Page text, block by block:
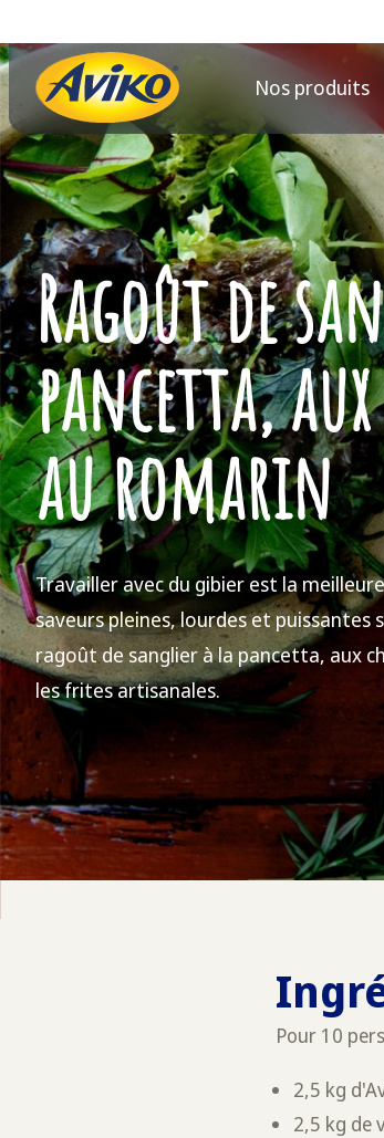
Nos produits
Ragoût de
pancetta,
au romarin
Travailler avec du gibier est la
saveurs pleines, lourdes et puissantes
ragoût de sanglier à la pancetta, aux
les frites artisanales.
Pour 10
2,5 kg
2,5 kg de